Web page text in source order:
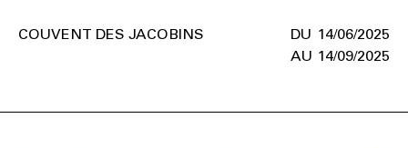
14/06/2025
14/09/2025
COUVENT DES JACOBINS